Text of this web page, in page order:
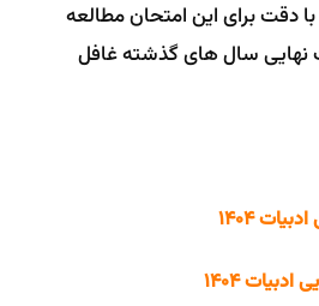
دقت برای این امتحان مطالعه
نهایی سال های گذشته غافل
۱۴۰۴
۱۴۰۴